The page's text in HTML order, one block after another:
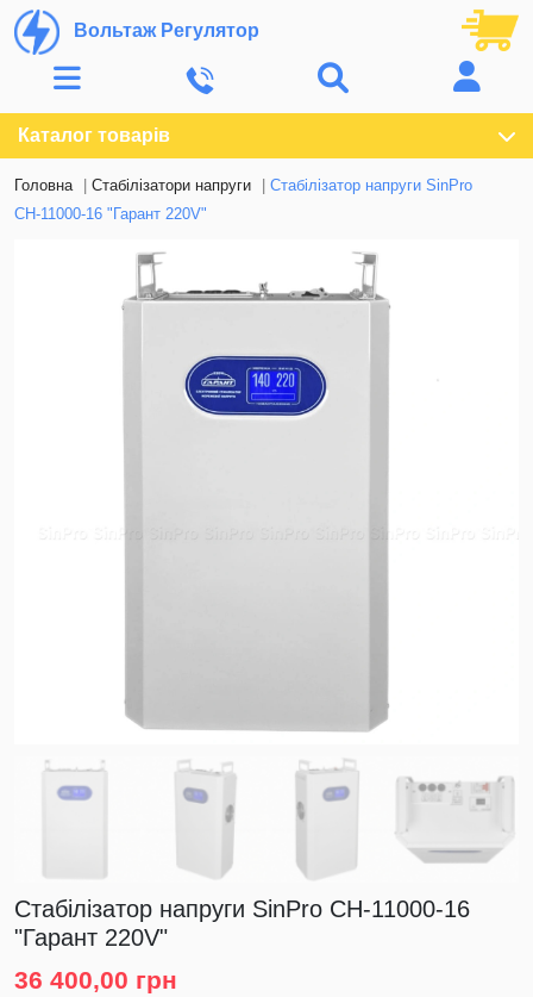
Вольтаж Регулятор
Каталог товарів
Головна Стабілізатори напруги
Стабілізатор напруги SinPro
СН-11000-16 "Гарант 220V"
Стабілізатор напруги SinPro СН-11000-16
"Гарант 220V"
36 400,00 грн